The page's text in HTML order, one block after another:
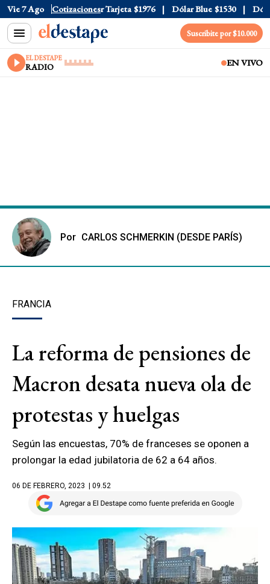
Vie 7 Ago Cotizaciones
$1520 Dólar Tarjeta $1976 Dólar Blue $1530 Dólar
Suscribite por $10.000
EL DESTAPE
RADIO EN VIVO
Por CARLOS SCHMERKIN (DESDE PARÍS)
FRANCIA
La reforma de pensiones de
Macron desata nueva ola de
protestas y huelgas
Según las encuestas, 70% de franceses se oponen a
prolongar la edad jubilatoria de 62 a 64 años.
06 DE FEBRERO, 2023 | 09.52